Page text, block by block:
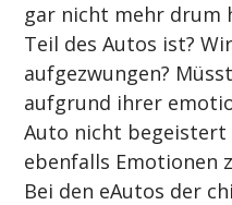
gar nicht mehr drum
Teil des Autos ist?
aufgezwungen?
aufgrund ihrer
Auto nicht begeistert
ebenfalls Emotionen
Bei den eAutos der